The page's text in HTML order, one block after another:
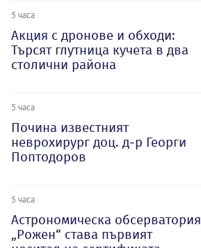
5 часа
Акция с дронове и обходи:
Търсят глутница кучета в два
столични района
5 часа
Почина известният
неврохирург доц. д-р Георги
Поптодоров
5 часа
Астрономическа обсерватория
„Рожен“ става първият